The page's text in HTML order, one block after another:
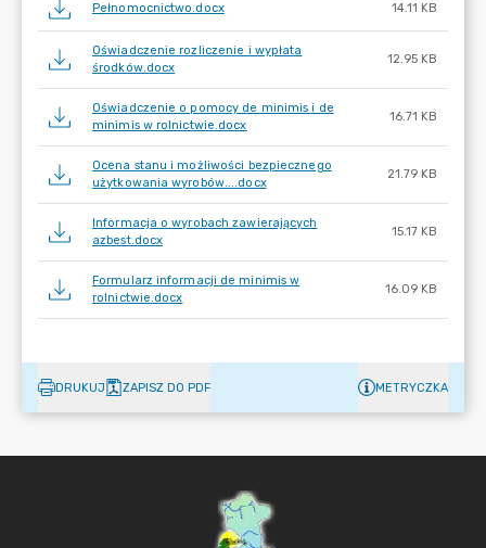
Pełnomocnictwo.docx 14.11 KB
Oświadczenie rozliczenie i wypłata
środków.docx
12.95 KB
Oświadczenie o pomocy de minimis i de
minimis w rolnictwie.docx
16.71 KB
Ocena stanu i możliwości bezpiecznego
użytkowania wyrobów....docx
21.79 KB
Informacja o wyrobach zawierających
azbest.docx
15.17 KB
Formularz informacji de minimis w
rolnictwie.docx
16.09 KB
DRUKUJ ZAPISZ DO PDF METRYCZKA